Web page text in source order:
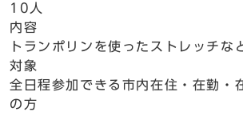
10人
内容
トランポリンを使ったストレッチな
対象
全日程参加できる市内在住・在勤・
の方